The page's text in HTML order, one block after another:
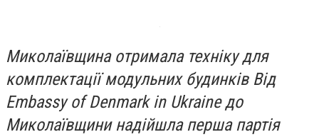
Миколаївщина отримала техніку для
комплектації модульних будинків Від
Embassy of Denmark in Ukraine до
Миколаївщини надійшла перша партія